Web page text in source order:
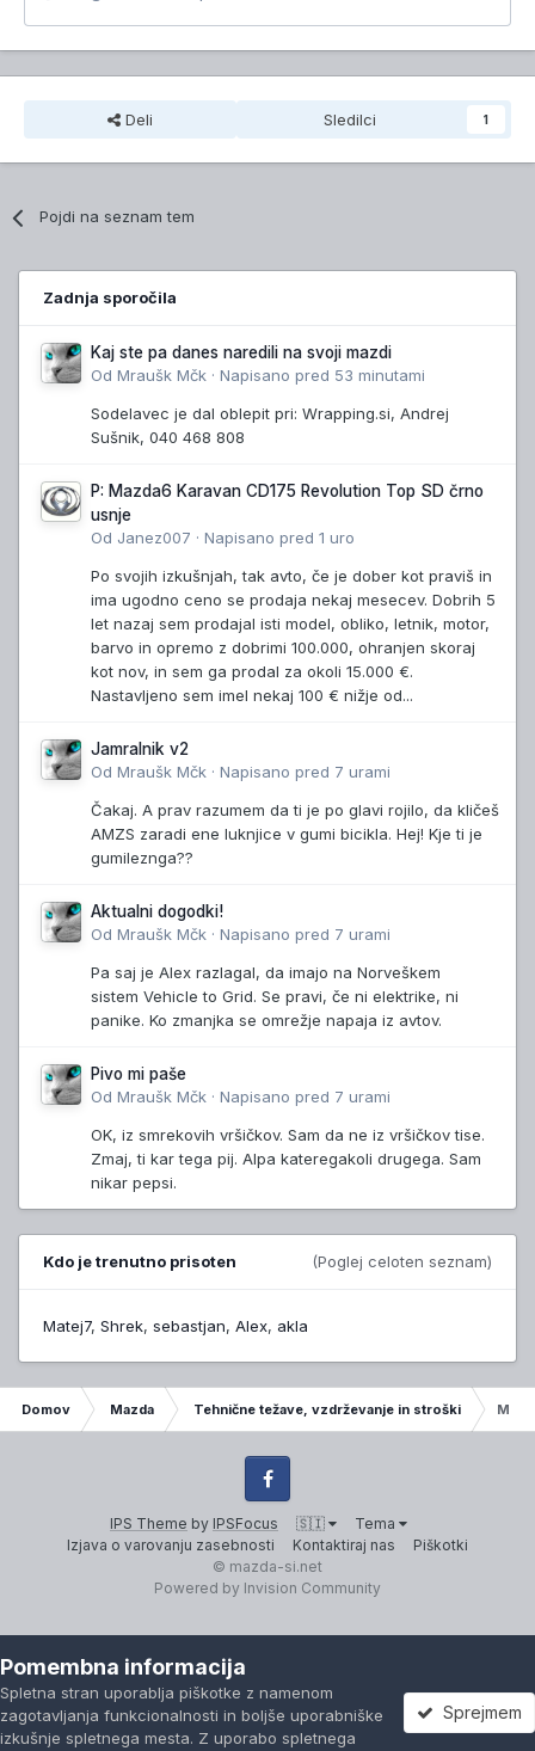
Deli Sledilci 1
Pojdi na seznam tem
Zadnja sporočila
Kaj ste pa danes naredili na svoji mazdi
Od Mraušk Mčk · Napisano pred 53 minutami
Sodelavec je dal oblepit pri: Wrapping.si, Andrej
Sušnik, 040 468 808
P: Mazda6 Karavan CD175 Revolution Top SD črno
usnje
Od Janez007 · Napisano pred 1 uro
Po svojih izkušnjah, tak avto, če je dober kot praviš in
ima ugodno ceno se prodaja nekaj mesecev. Dobrih 5
let nazaj sem prodajal isti model, obliko, letnik, motor,
barvo in opremo z dobrimi 100.000, ohranjen skoraj
kot nov, in sem ga prodal za okoli 15.000 €.
Nastavljeno sem imel nekaj 100 € nižje od...
Jamralnik v2
Od Mraušk Mčk · Napisano pred 7 urami
Čakaj. A prav razumem da ti je po glavi rojilo, da kličeš
AMZS zaradi ene luknjice v gumi bicikla. Hej! Kje ti je
gumileznga??
Aktualni dogodki!
Od Mraušk Mčk · Napisano pred 7 urami
Pa saj je Alex razlagal, da imajo na Norveškem
sistem Vehicle to Grid. Se pravi, če ni elektrike, ni
panike. Ko zmanjka se omrežje napaja iz avtov.
Pivo mi paše
Od Mraušk Mčk · Napisano pred 7 urami
OK, iz smrekovih vršičkov. Sam da ne iz vršičkov tise.
Zmaj, ti kar tega pij. Alpa kateregakoli drugega. Sam
nikar pepsi.
Kdo je trenutno prisoten (Poglej celoten seznam)
Matej7 Shrek sebastjan Alex akla
Domov Mazda Tehnične težave, vzdrževanje in stroški
IPS Theme by IPSFocus 🇸🇮
Tema
Izjava o varovanju zasebnosti
Kontaktiraj nas Piškotki
Facebook
© mazda-si.net
Powered by Invision Community
Pomembna informacija
Spletna stran uporablja piškotke z namenom
zagotavljanja funkcionalnosti in boljše uporabniške
izkušnje spletnega mesta. Z uporabo spletnega
Sprejmem